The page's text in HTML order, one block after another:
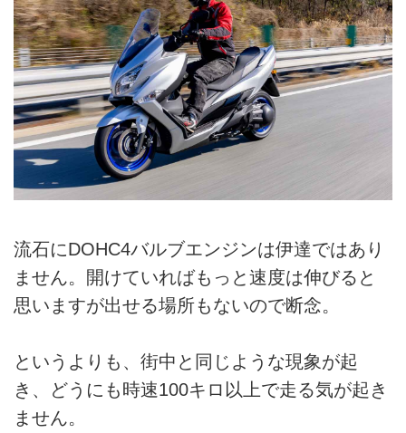
流石にDOHC4バルブエンジンは伊達ではあり
ません。開けていればもっと速度は伸びると
思いますが出せる場所もないので断念。
というよりも、街中と同じような現象が起
き、どうにも時速100キロ以上で走る気が起き
ません。